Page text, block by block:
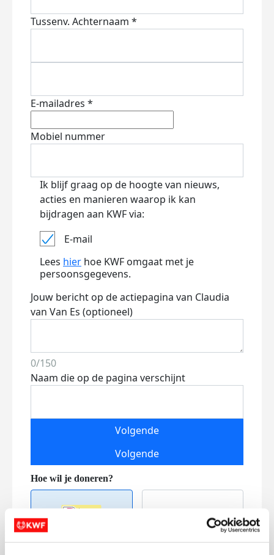
Tussenv. Achternaam *
E-mailadres *
Mobiel nummer
Ik blijf graag op de hoogte van nieuws,
acties en manieren waarop ik kan
bijdragen aan KWF via:
E-mail
Lees hier hoe KWF omgaat met je
persoonsgegevens.
Jouw bericht op de actiepagina van Claudia
van Van Es (optioneel)
0/150
Naam die op de pagina verschijnt
Volgende
Volgende